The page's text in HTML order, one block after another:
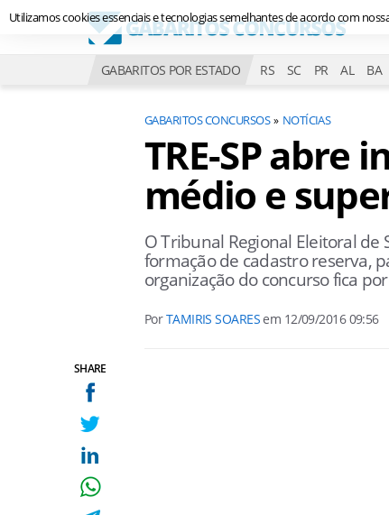
GABARITOS POR ESTADO RS SC PR AL BA
SHARE
GABARITOS CONCURSOS NOTÍCIAS
TRE-SP abre
médio e
O Tribunal Regional Eleitoral de
formação de cadastro reserva,
organização do concurso fica
PorTAMIRIS SOARESem 12/09/2016 09:56
Utilizamos cookies essenciais e tecnologias semelhantes de acordo com